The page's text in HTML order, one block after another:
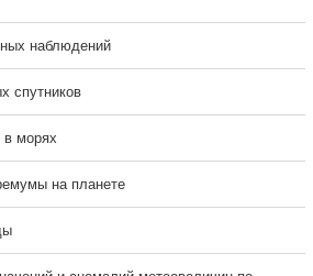
наблюдений
спутников
в морях
на планете